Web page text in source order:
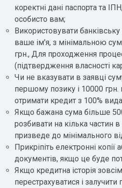
коректні дані паспорта та
особисто вам;
Використовувати
ваше ім'я, з мінімальною
грн., Для проходження
(підтвердження власності
Чи не вказувати в заявці
першому позику і 10000
отримати кредит з 100%
Якщо бажана сума більше
розбивати на кілька частин
призведе до мінімального
Прикріпіть електронні копії
документів, якщо це буде
Якщо кредитна історія
перестрахуватися і залучити